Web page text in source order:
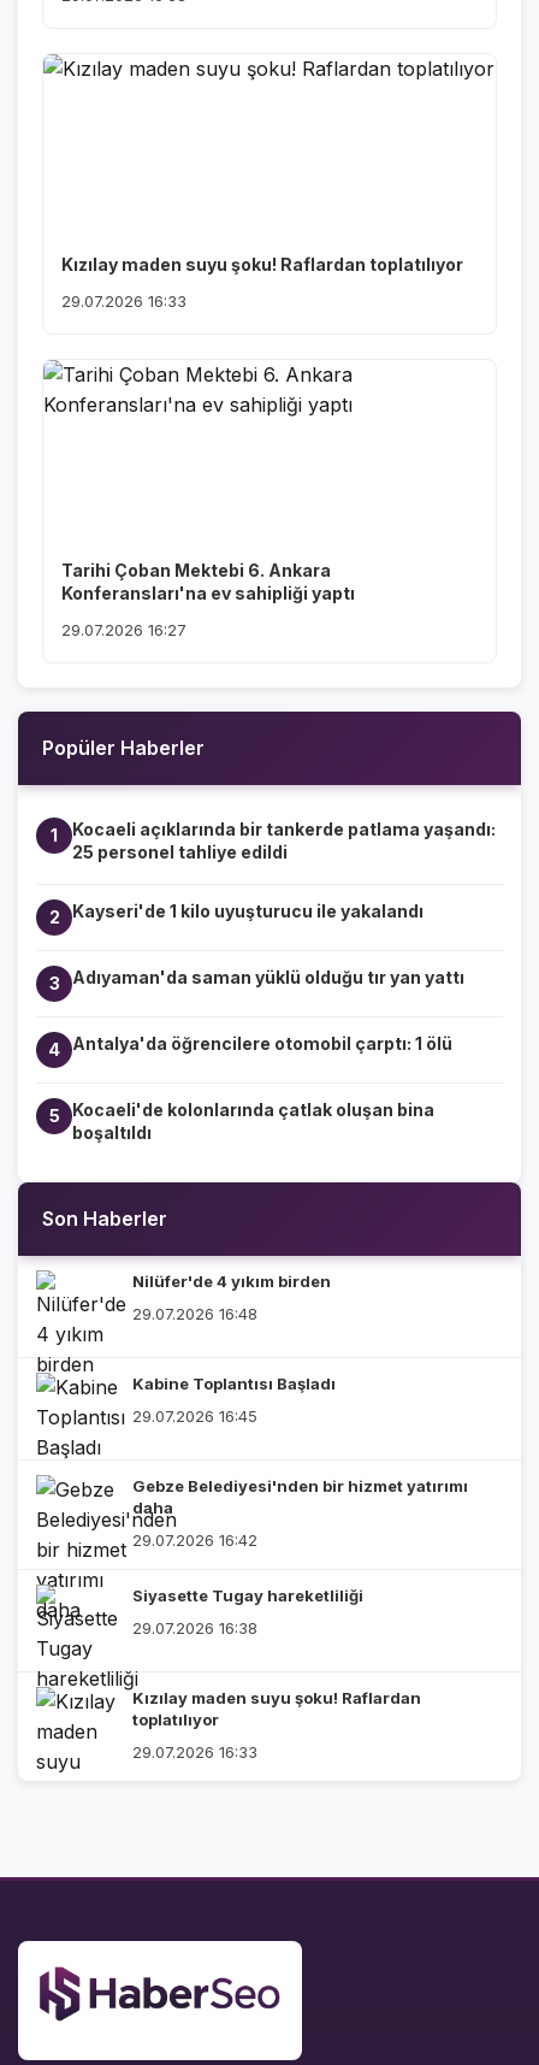
Kızılay maden suyu şoku! Raflardan toplatılıyor
29.07.2026 16:33
Tarihi Çoban Mektebi 6. Ankara
Konferansları'na ev sahipliği yaptı
29.07.2026 16:27
Popüler Haberler
1
Kocaeli açıklarında bir tankerde patlama yaşandı:
25 personel tahliye edildi
2 Kayseri'de 1 kilo uyuşturucu ile yakalandı
3 Adıyaman'da saman yüklü olduğu tır yan yattı
4 Antalya'da öğrencilere otomobil çarptı: 1 ölü
5
Kocaeli'de kolonlarında çatlak oluşan bina
boşaltıldı
Son Haberler
Nilüfer'de 4 yıkım birden
29.07.2026 16:48
Kabine Toplantısı Başladı
29.07.2026 16:45
Gebze Belediyesi'nden bir hizmet yatırımı
daha
29.07.2026 16:42
Siyasette Tugay hareketliliği
29.07.2026 16:38
Kızılay maden suyu şoku! Raflardan
toplatılıyor
29.07.2026 16:33